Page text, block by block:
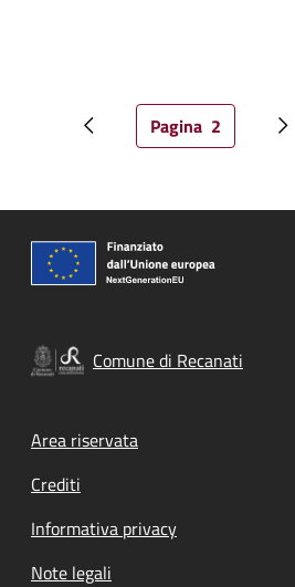
Pagina precedentePagina attuale
Pagina 2
Comune di Recanati
Footer menu
Area riservata
Crediti
Informativa privacy
Note legali